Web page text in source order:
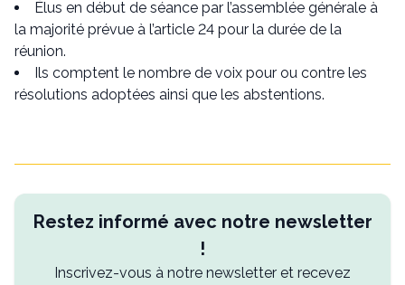
Élus en début de séance par l’assemblée générale à
la majorité prévue à l’article 24 pour la durée de la
réunion.
Ils comptent le nombre de voix pour ou contre les
résolutions adoptées ainsi que les abstentions.
Restez informé avec notre newsletter
!
Inscrivez-vous à notre newsletter et recevez